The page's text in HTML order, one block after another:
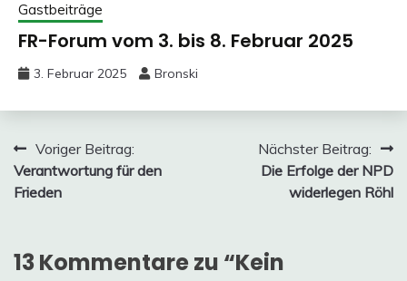
Gastbeiträge
FR-Forum vom 3. bis 8. Februar 2025
3. Februar 2025 Bronski
Beitragsnavigation
Voriger Beitrag:
Verantwortung für den
Frieden
Nächster Beitrag:
Die Erfolge der NPD
widerlegen Röhl
13 Kommentare zu “Kein